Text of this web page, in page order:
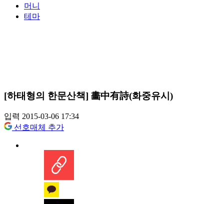
머니
테마
[하태형의 한문산책] 畵中有詩(화중유시)
입력 2015-03-06 17:34
선호매체 추가